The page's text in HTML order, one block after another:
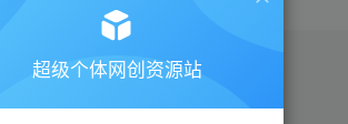
引流 短视频 小红书
超级个体网创资源站